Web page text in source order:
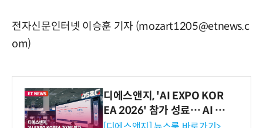
전자신문인터넷 이승훈 기자 (mozart1205@etnews.c
om)
디에스앤지, 'AI EXPO KOR
EA 2026' 참가 성료… AI 전
생애주기 아우르는 통합 솔루